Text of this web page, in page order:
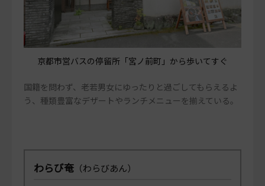
京都市営バスの停留所「宮ノ前町」から歩いてすぐ
国籍を問わず、老若男女にゆったりと過ごしてもらえるよ
う、種類豊富なデザートやランチメニューを揃えている。
わらび奄 （わらびあん）